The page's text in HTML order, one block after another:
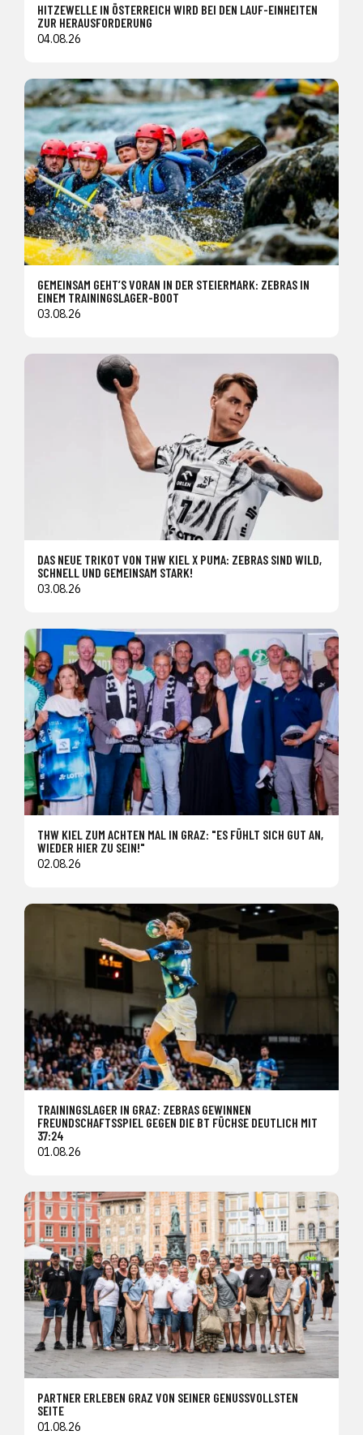
HITZEWELLE IN ÖSTERREICH WIRD BEI DEN LAUF-EINHEITEN
ZUR HERAUSFORDERUNG
04.08.26
GEMEINSAM GEHT’S VORAN IN DER STEIERMARK: ZEBRAS IN
EINEM TRAININGSLAGER-BOOT
03.08.26
DAS NEUE TRIKOT VON THW KIEL X PUMA: ZEBRAS SIND WILD,
SCHNELL UND GEMEINSAM STARK!
03.08.26
THW KIEL ZUM ACHTEN MAL IN GRAZ: "ES FÜHLT SICH GUT AN,
WIEDER HIER ZU SEIN!"
02.08.26
TRAININGSLAGER IN GRAZ: ZEBRAS GEWINNEN
FREUNDSCHAFTSSPIEL GEGEN DIE BT FÜCHSE DEUTLICH MIT
37:24
01.08.26
PARTNER ERLEBEN GRAZ VON SEINER GENUSSVOLLSTEN
SEITE
01.08.26